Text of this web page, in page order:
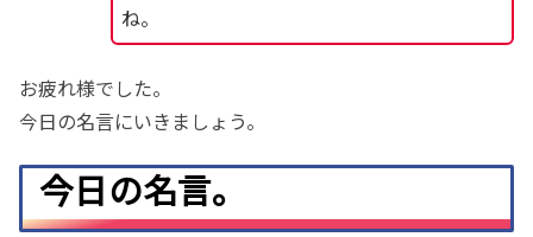
ね。
お疲れ様でした。
今日の名言にいきましょう。
今日の名言。